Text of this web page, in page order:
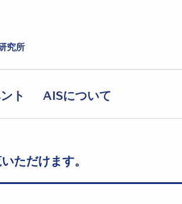
究所
ト AISについて
ただけます。